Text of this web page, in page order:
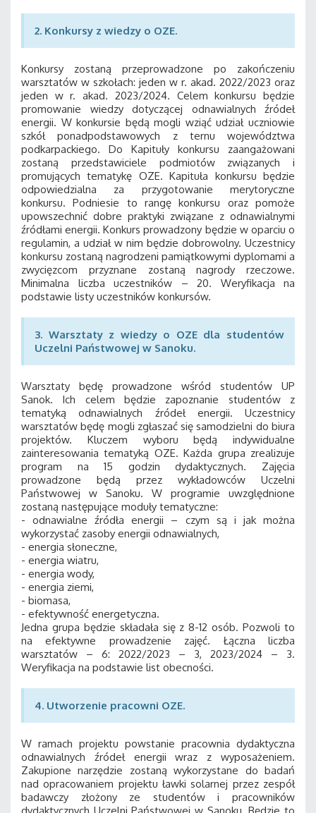
2. Konkursy z wiedzy o OZE.
Konkursy zostaną przeprowadzone po zakończeniu
warsztatów w szkołach: jeden w r. akad. 2022/2023 oraz
jeden w r. akad. 2023/2024. Celem konkursu będzie
promowanie wiedzy dotyczącej odnawialnych źródeł
energii. W konkursie będą mogli wziąć udział uczniowie
szkół ponadpodstawowych z ternu województwa
podkarpackiego. Do Kapituły konkursu zaangażowani
zostaną przedstawiciele podmiotów związanych i
promujących tematykę OZE. Kapituła konkursu będzie
odpowiedzialna za przygotowanie merytoryczne
konkursu. Podniesie to rangę konkursu oraz pomoże
upowszechnić dobre praktyki związane z odnawialnymi
źródłami energii. Konkurs prowadzony będzie w oparciu o
regulamin, a udział w nim będzie dobrowolny. Uczestnicy
konkursu zostaną nagrodzeni pamiątkowymi dyplomami a
zwycięzcom przyznane zostaną nagrody rzeczowe.
Minimalna liczba uczestników – 20. Weryfikacja na
podstawie listy uczestników konkursów.
3. Warsztaty z wiedzy o OZE dla studentów
Uczelni Państwowej w Sanoku.
Warsztaty będę prowadzone wśród studentów UP
Sanok. Ich celem będzie zapoznanie studentów z
tematyką odnawialnych źródeł energii. Uczestnicy
warsztatów będę mogli zgłaszać się samodzielni do biura
projektów. Kluczem wyboru będą indywidualne
zainteresowania tematyką OZE. Każda grupa zrealizuje
program na 15 godzin dydaktycznych. Zajęcia
prowadzone będą przez wykładowców Uczelni
Państwowej w Sanoku. W programie uwzględnione
zostaną następujące moduły tematyczne:
- odnawialne źródła energii – czym są i jak można
wykorzystać zasoby energii odnawialnych,
- energia słoneczne,
- energia wiatru,
- energia wody,
- energia ziemi,
- biomasa,
- efektywność energetyczna.
Jedna grupa będzie składała się z 8-12 osób. Pozwoli to
na efektywne prowadzenie zajęć. Łączna liczba
warsztatów – 6: 2022/2023 – 3, 2023/2024 – 3.
Weryfikacja na podstawie list obecności.
4. Utworzenie pracowni OZE.
W ramach projektu powstanie pracownia dydaktyczna
odnawialnych źródeł energii wraz z wyposażeniem.
Zakupione narzędzie zostaną wykorzystane do badań
nad opracowaniem projektu ławki solarnej przez zespół
badawczy złożony ze studentów i pracowników